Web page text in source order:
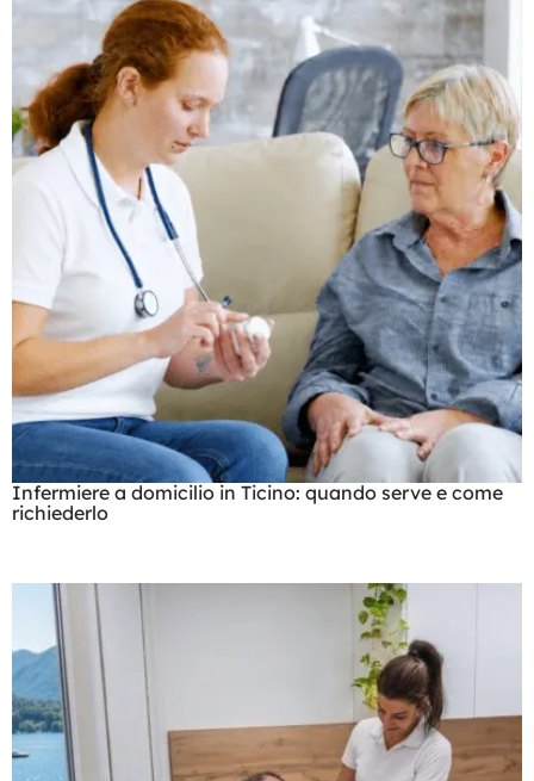
Infermiere a domicilio in Ticino: quando serve e come
richiederlo